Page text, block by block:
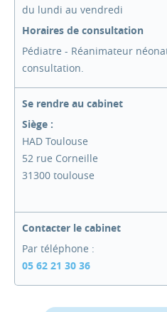
du lundi au vendredi
Horaires de consultation
Pédiatre - Réanimateur
consultation.
Se rendre au cabinet
Siège :
HAD Toulouse
52 rue Corneille
31300 toulouse
Contacter le cabinet
Par téléphone :
05 62 21 30 36